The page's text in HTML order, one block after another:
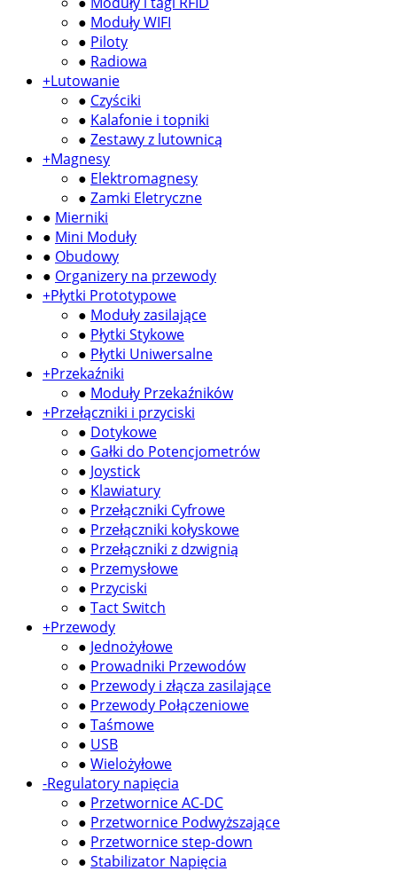
● Moduły WIFI
● Piloty
● Radiowa
+Lutowanie
● Czyściki
● Kalafonie i topniki
● Zestawy z lutownicą
+Magnesy
● Elektromagnesy
● Zamki Eletryczne
● Mierniki
● Mini Moduły
● Obudowy
● Organizery na przewody
+Płytki Prototypowe
● Moduły zasilające
● Płytki Stykowe
● Płytki Uniwersalne
+Przekaźniki
● Moduły Przekaźników
+Przełączniki i przyciski
● Dotykowe
● Gałki do Potencjometrów
● Joystick
● Klawiatury
● Przełączniki Cyfrowe
● Przełączniki kołyskowe
● Przełączniki z dzwignią
● Przemysłowe
● Przyciski
● Tact Switch
+Przewody
● Jednożyłowe
● Prowadniki Przewodów
● Przewody i złącza zasilające
● Przewody Połączeniowe
● Taśmowe
● USB
● Wielożyłowe
-Regulatory napięcia
● Przetwornice AC-DC
● Przetwornice Podwyższające
● Przetwornice step-down
● Stabilizator Napięcia